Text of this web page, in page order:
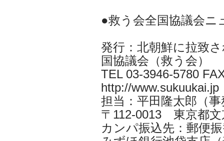
●救う会全国協議会ニ
発行：北朝鮮に拉致
国協議会（救う会）
TEL 03-3946-5780
http://www.sukuukai.jp
担当：平田隆太郎（
〒112-0013 東京都文
カンパ振込先：郵便